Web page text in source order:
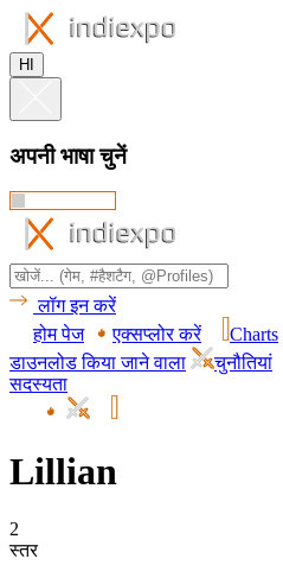
HI
अपनी भाषा चुनें
लॉग इन करें
होम पेज
एक्सप्लोर करें Charts
डाउनलोड किया जाने वाला
चुनौतियां
सदस्यता
Lillian
2
स्तर